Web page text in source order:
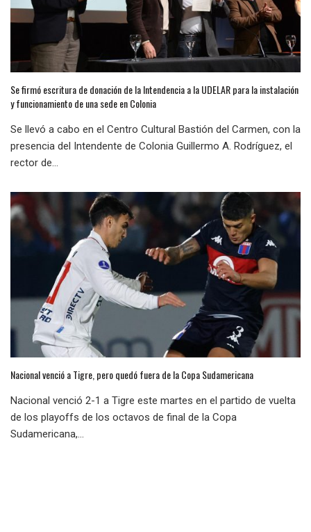
Se firmó escritura de donación de la Intendencia a la UDELAR para la instalación
y funcionamiento de una sede en Colonia
Se llevó a cabo en el Centro Cultural Bastión del Carmen, con la
presencia del Intendente de Colonia Guillermo A. Rodríguez, el
rector de...
Nacional venció a Tigre, pero quedó fuera de la Copa Sudamericana
Nacional venció 2-1 a Tigre este martes en el partido de vuelta
de los playoffs de los octavos de final de la Copa
Sudamericana,...